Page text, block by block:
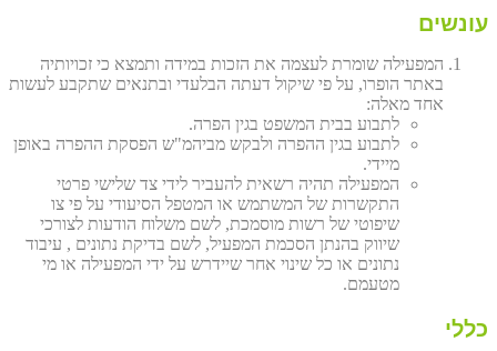
עונשים
המפעילה שומרת לעצמה את הזכות במידה ותמצא כי זכויותיה
באתר הופרו, על פי שיקול דעתה הבלעדי ובתנאים שתקבע לעשות
אחד מאלה:
לתבוע בבית המשפט בגין הפרה.
לתבוע בגין ההפרה ולבקש מביהמ"ש הפסקת ההפרה באופן
מיידי.
המפעילה תהיה רשאית להעביר לידי צד שלישי פרטי
התקשרות של המשתמש או המטפל הסיעודי על פי צו
שיפוטי של רשות מוסמכת, לשם משלוח הודעות לצורכי
שיווק בהנתן הסכמת המפעיל, לשם בדיקת נתונים , עיבוד
נתונים או כל שינוי אחר שיידרש על ידי המפעילה או מי
מטעמם.
כללי